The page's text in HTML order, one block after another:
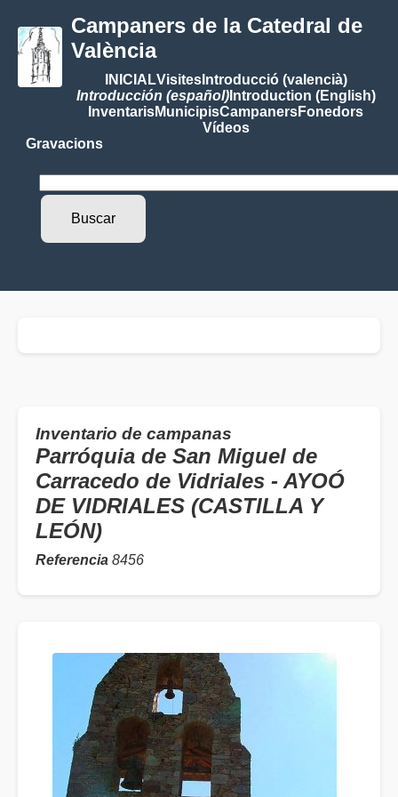
Campaners de la Catedral de
València
INICIALVisitesIntroducció (valencià)
Introducción (español)Introduction (English)
InventarisMunicipisCampanersFonedors
Vídeos
Gravacions
Inventario de campanas
Parróquia de San Miguel de
Carracedo de Vidriales - AYOÓ
DE VIDRIALES (CASTILLA Y
LEÓN)
Referencia 8456